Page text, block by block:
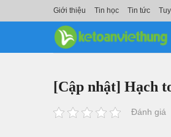
Giới thiệu Tin học Tin tức
[Cập nhật] Hạch
Đánh giá